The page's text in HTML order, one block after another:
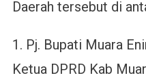
Daerah tersebut di
1. Pj. Bupati Muara
Ketua DPRD Kab